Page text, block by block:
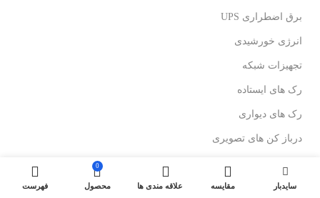
برق اضطراری UPS
انرژی خورشیدی
تجهیزات شبکه
رک های ایستاده
رک های دیواری
درباز کن های تصویری
لینک های مفید
سایدبار مقایسه علاقه مندی ها
0
محصول فهرست